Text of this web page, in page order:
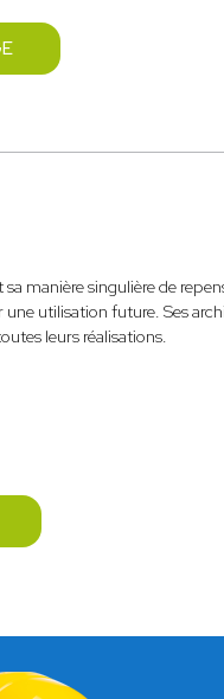
manière singulière de
utilisation future. Ses
leurs réalisations.